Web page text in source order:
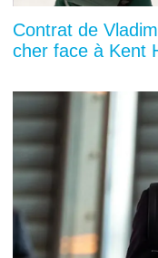
Contrat de
cher face à Kent